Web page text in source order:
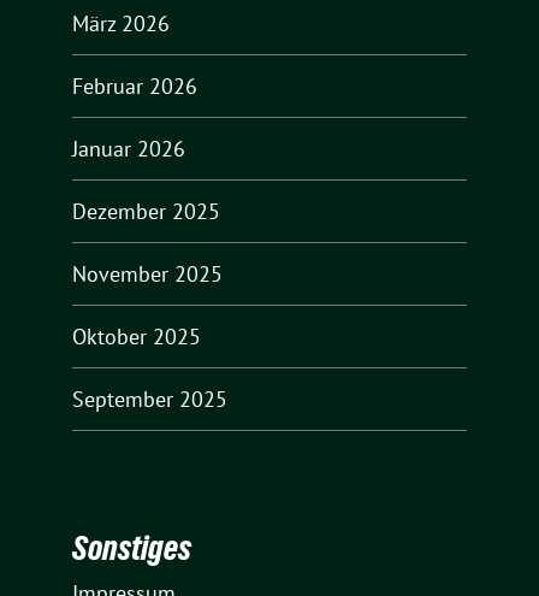
März 2026
Februar 2026
Januar 2026
Dezember 2025
November 2025
Oktober 2025
September 2025
Sonstiges